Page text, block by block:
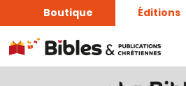
Boutique Éditions